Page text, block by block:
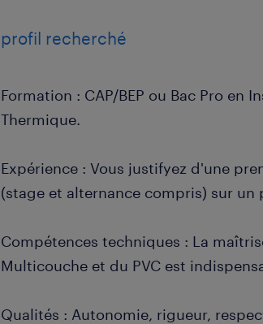
profil recherché
Formation : CAP/BEP ou Bac Pro en
Thermique.
Expérience : Vous justifyez d'une
(stage et alternance compris) sur un
Compétences techniques : La
Multicouche et du PVC est
Qualités : Autonomie, rigueur,